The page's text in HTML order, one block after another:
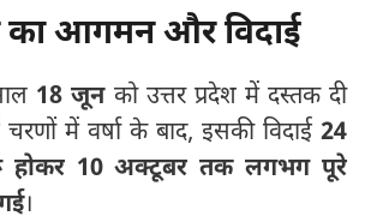
आगमन और विदाई
18 जूनको उत्तर प्रदेश में दस्तक दी
में वर्षा के बाद, इसकी विदाई 24
10 अक्टूबर तक लगभग पूरे
।